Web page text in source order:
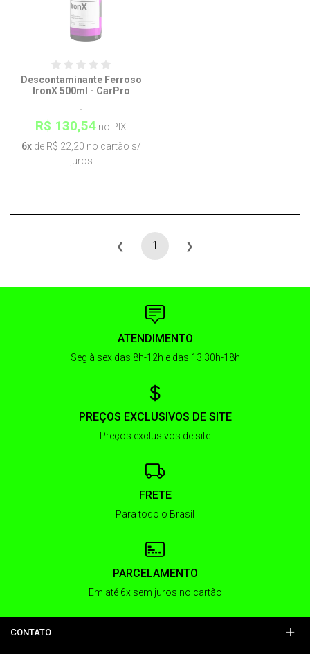
Descontaminante Ferroso
IronX 500ml - CarPro
R$ 130,54 no PIX
6xde R$ 22,20 no cartão s/
juros
❮ 1 ❯
ATENDIMENTO
Seg à sex das 8h-12h e das 13:30h-18h
PREÇOS EXCLUSIVOS DE SITE
Preços exclusivos de site
FRETE
Para todo o Brasil
PARCELAMENTO
Em até 6x sem juros no cartão
CONTATO